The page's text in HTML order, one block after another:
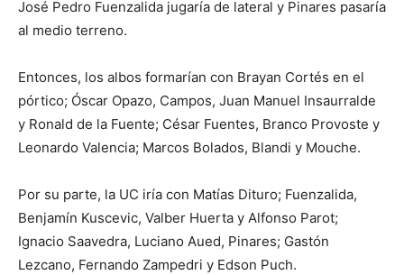
José Pedro Fuenzalida jugaría de lateral y Pinares pasaría
al medio terreno.
Entonces, los albos formarían con Brayan Cortés en el
pórtico; Óscar Opazo, Campos, Juan Manuel Insaurralde
y Ronald de la Fuente; César Fuentes, Branco Provoste y
Leonardo Valencia; Marcos Bolados, Blandi y Mouche.
Por su parte, la UC iría con Matías Dituro; Fuenzalida,
Benjamín Kuscevic, Valber Huerta y Alfonso Parot;
Ignacio Saavedra, Luciano Aued, Pinares; Gastón
Lezcano, Fernando Zampedri y Edson Puch.